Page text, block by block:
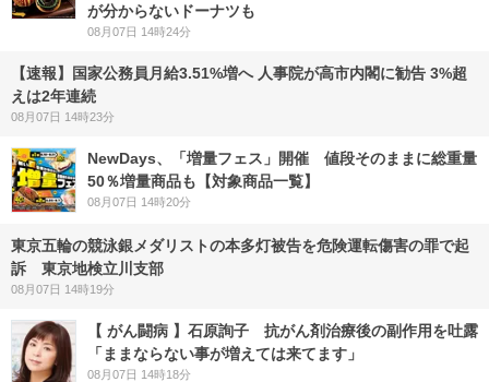
が分からないドーナツも
08月07日 14時24分
【速報】国家公務員月給3.51%増へ 人事院が高市内閣に勧告 3%超
えは2年連続
08月07日 14時23分
NewDays、「増量フェス」開催 値段そのままに総重量
50％増量商品も【対象商品一覧】
08月07日 14時20分
東京五輪の競泳銀メダリストの本多灯被告を危険運転傷害の罪で起
訴 東京地検立川支部
08月07日 14時19分
【 がん闘病 】石原詢子 抗がん剤治療後の副作用を吐露
「ままならない事が増えては来てます」
08月07日 14時18分